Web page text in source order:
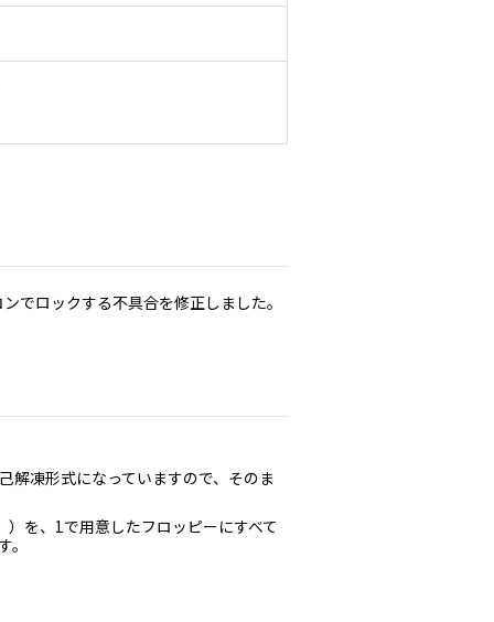
服することに同意するものとします。
で、48 CFR 12.212（2007年10月）に規定される「商用コンピューターソフトウェア」及び「商
1から227.7202-4（2007年1月）までに従い、すべての米国政府機関のエンドユーザーが
す。本ソフトウェアの使用は、本ソフトウェアが「商用コンピューターソフトウェア」及び「
利及び制限に関する承諾を構成するものとみなされます。
がないとされた場合は、かかる部分は削除されるものとし、本契約書における他のいかなる条
でロックする不具合を修正しました。
解凍形式になっていますので、そのま
を、1で用意したフロッピーにすべて